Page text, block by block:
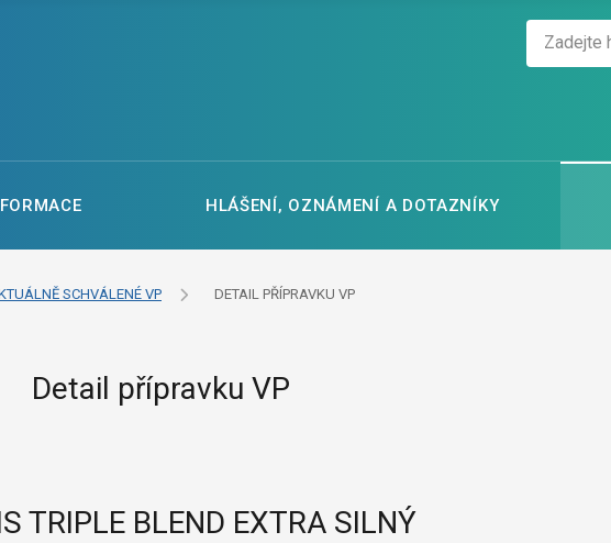
HLÁŠENÍ, OZNÁMENÍ A DOTAZNÍKY
SCHVÁLENÉ VP DETAIL PŘÍPRAVKU VP
Detail přípravku VP
TRIPLE BLEND EXTRA SILNÝ